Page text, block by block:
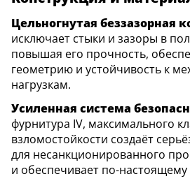
Цельногнутая беззазорная
исключает стыки и зазоры в
повышая его прочность,
геометрию и устойчивость к
нагрузкам.
Усиленная система
фурнитура IV, максимального
взломостойкости создаёт
для несанкционированного
и обеспечивает по-